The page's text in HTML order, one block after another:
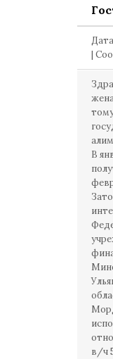
|
В
в/ч